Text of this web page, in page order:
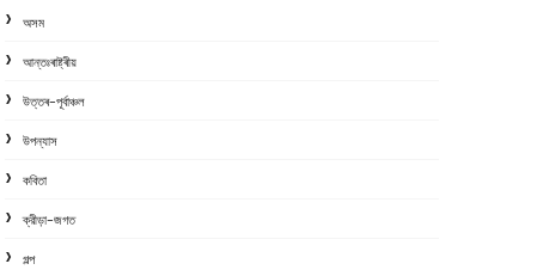
অসম
আন্তঃৰাষ্ট্ৰীয়
উত্তৰ-পূৰ্বাঞ্চল
উপন্যাস
কবিতা
ক্রীড়া-জগত
গল্প